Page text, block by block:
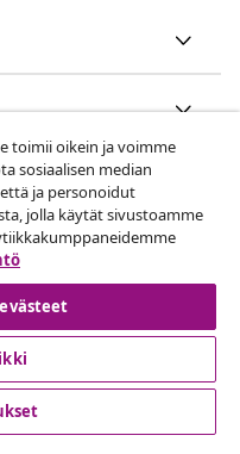
on vidaXL Marketplace
toimii oikein ja voimme
sosiaalisen median
ja personoidut
jolla käytät sivustoamme